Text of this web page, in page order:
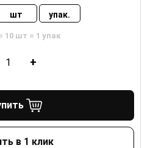
шт упак.
10 шт = 1 упак
+
в 1 клик